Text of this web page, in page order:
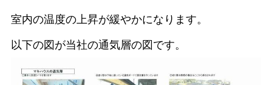
室内の温度の上昇が緩やかになります。
以下の図が当社の通気層の図です。